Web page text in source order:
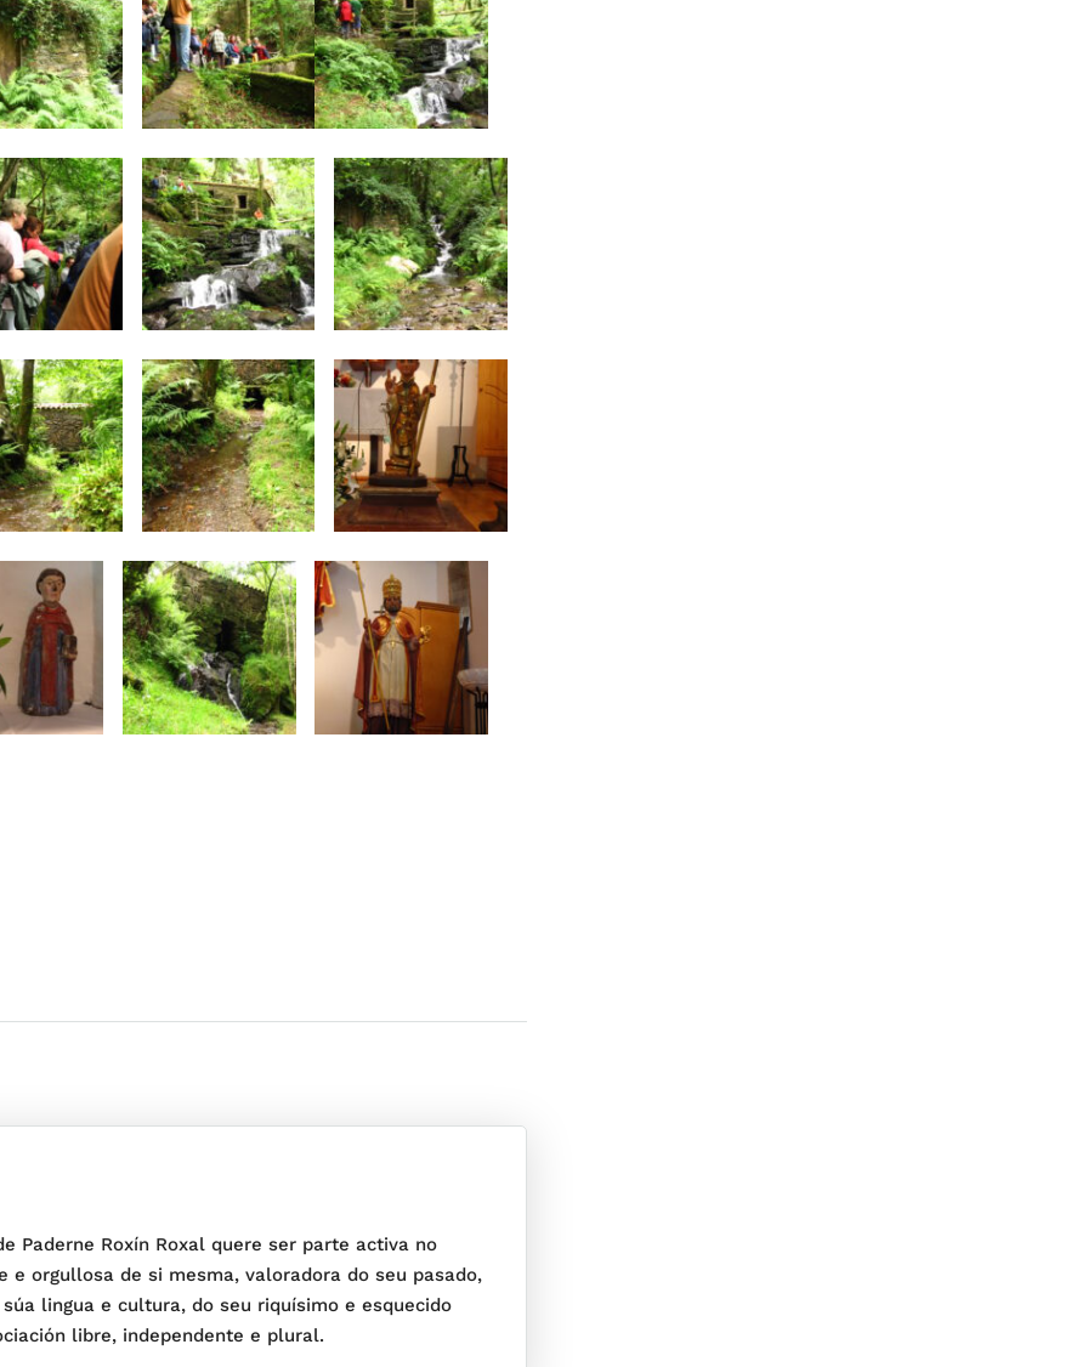
Paderne Roxín Roxal quere ser parte activa no
e orgullosa de si mesma, valoradora do seu pasado,
lingua e cultura, do seu riquísimo e esquecido
libre, independente e plural.